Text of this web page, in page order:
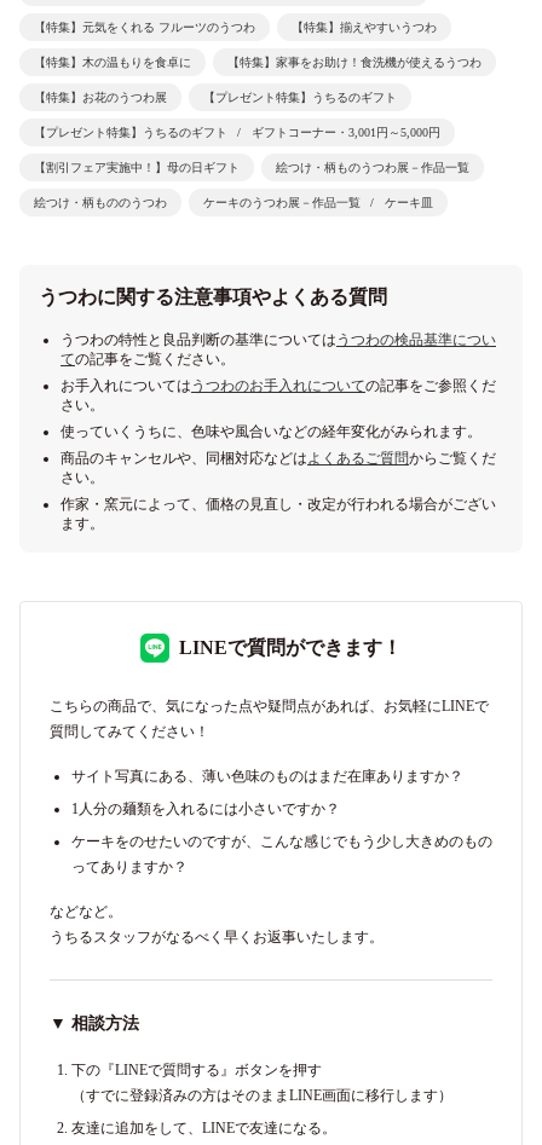
【特集】元気をくれる フルーツのうつわ 【特集】揃えやすいうつわ
【特集】木の温もりを食卓に 【特集】家事をお助け！食洗機が使えるうつわ
【特集】お花のうつわ展 【プレゼント特集】うちるのギフト
【プレゼント特集】うちるのギフト ギフトコーナー・3,001円～5,000円
【割引フェア実施中！】母の日ギフト 絵つけ・柄ものうつわ展－作品一覧
絵つけ・柄もののうつわ ケーキのうつわ展－作品一覧 ケーキ皿
うつわに関する注意事項やよくある質問
うつわの特性と良品判断の基準については うつわの検品基準につい
ての記事をご覧ください。
お手入れについては うつわのお手入れについての記事をご参照くだ
さい。
使っていくうちに、色味や風合いなどの経年変化がみられます。
商品のキャンセルや、同梱対応などはよくあるご質問からご覧くだ
さい。
作家・窯元によって、価格の見直し・改定が行われる場合がござい
ます。
LINEで質問ができます！
こちらの商品で、気になった点や疑問点があれば、お気軽にLINEで
質問してみてください！
サイト写真にある、薄い色味のものはまだ在庫ありますか？
1人分の麺類を入れるには小さいですか？
ケーキをのせたいのですが、こんな感じでもう少し大きめのもの
ってありますか？
などなど。
うちるスタッフがなるべく早くお返事いたします。
▼ 相談方法
下の『LINEで質問する』ボタンを押す
（すでに登録済みの方はそのままLINE画面に移行します）
友達に追加をして、LINEで友達になる。